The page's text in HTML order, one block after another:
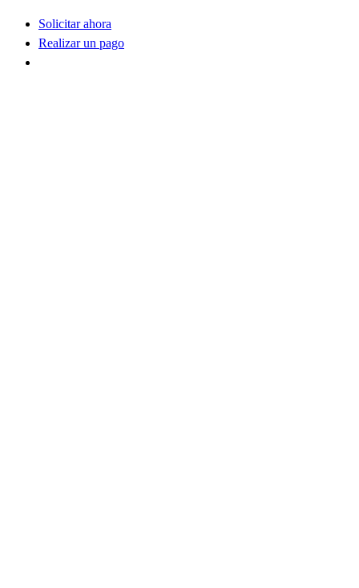
Solicitar ahora
Realizar un pago